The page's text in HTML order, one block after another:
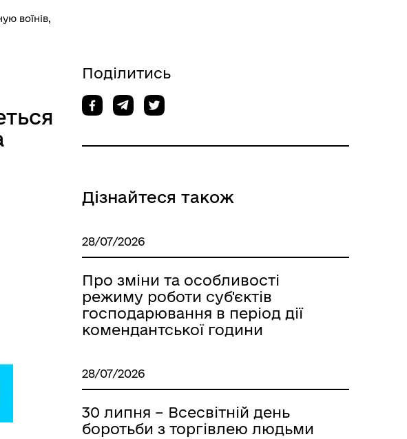
воїнів,
Поділитись
Дізнайтеся також
28/07/2026
Про зміни та особливості
режиму роботи суб'єктів
господарювання в період дії
комендантської години
28/07/2026
30 липня – Всесвітній день
боротьби з торгівлею людьми